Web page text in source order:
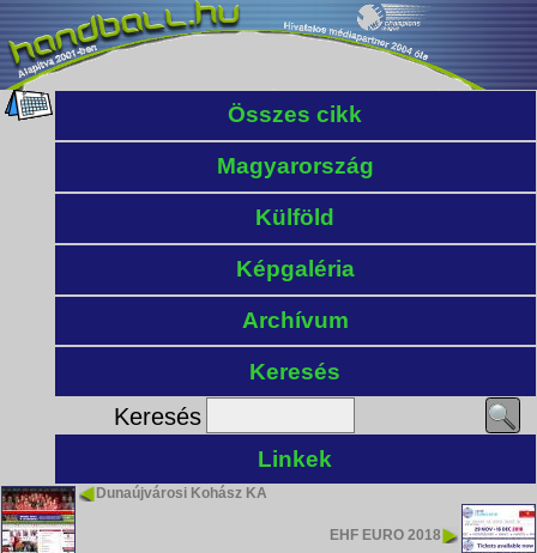
Összes cikk
Magyarország
Külföld
Képgaléria
Archívum
Keresés
Keresés
Linkek
Dunaújvárosi Kohász KA
EHF EURO 2018